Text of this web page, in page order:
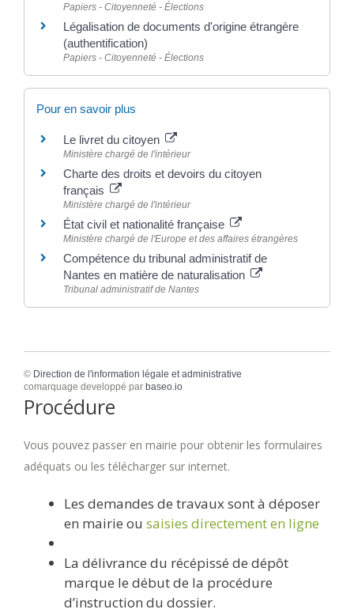
Papiers - Citoyenneté - Élections
Légalisation de documents d'origine étrangère
(authentification)
Papiers - Citoyenneté - Élections
Pour en savoir plus
Le livret du citoyen
Ministère chargé de l'intérieur
Charte des droits et devoirs du citoyen
français
Ministère chargé de l'intérieur
État civil et nationalité française
Ministère chargé de l'Europe et des affaires étrangères
Compétence du tribunal administratif de
Nantes en matière de naturalisation
Tribunal administratif de Nantes
© Direction de l'information légale et administrative
comarquage developpé par baseo.io
Procédure
Vous pouvez passer en mairie pour obtenir les formulaires
adéquats ou les télécharger sur internet.
Les demandes de travaux sont à déposer
en mairie ou saisies directement en ligne
La délivrance du récépissé de dépôt
marque le début de la procédure
d’instruction du dossier.